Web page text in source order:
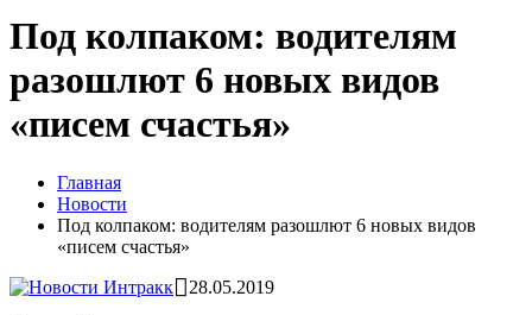
Под колпаком: водителям
разошлют 6 новых видов
«писем счастья»
Главная
Новости
Под колпаком: водителям разошлют 6 новых видов
«писем счастья»
28.05.2019